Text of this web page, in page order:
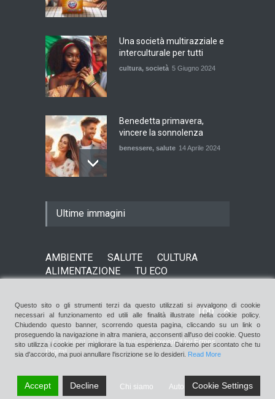
Una società multirazziale e
interculturale per tutti
cultura, società 5 Giugno 2024
Benedetta primavera,
vincere la sonnolenza
benessere, salute 14 Aprile 2024
una vera amicizia
E tu hai paura del buio?
Ultime immagini
AMBIENTE SALUTE
CULTURA
ALIMENTAZIONE
TU ECO
Top
© Copyright 2016 - Ecomunità -Powered by Ermes
Digital
Chi siamo Autori Contatti
Questo sito o gli strumenti terzi da questo utilizzati si avvalgono di cookie
necessari al funzionamento ed utili alle finalità illustrate nella cookie policy.
Chiudendo questo banner, scorrendo questa pagina, cliccando su un link o
proseguendo la navigazione in altra maniera, acconsenti all'uso dei cookie. Questo
sito utilizza i cookie per migliorare la tua esperienza. Daremo per scontato che tu
sia d'accordo, ma puoi annullare l'iscrizione se lo desideri. Read More
Accept Decline Cookie Settings